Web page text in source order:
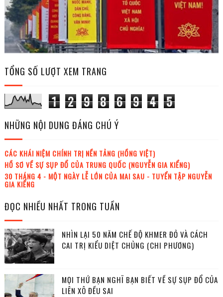
TỔNG SỐ LƯỢT XEM TRANG
1 2 9 8 6 9 4 5
NHỮNG NỘI DUNG ĐÁNG CHÚ Ý
CÁC KHÁI NIỆM CHÍNH TRỊ NỀN TẢNG (HỒNG VIỆT)
HỒ SƠ VỀ SỰ SỤP ĐỔ CỦA TRUNG QUỐC (NGUYỄN GIA KIỂNG)
30 THÁNG 4 - MỘT NGÀY LỄ LỚN CỦA MAI SAU - TUYỂN TẬP NGUYỄN
GIA KIỂNG
ĐỌC NHIỀU NHẤT TRONG TUẦN
NHÌN LẠI 50 NĂM CHẾ ĐỘ KHMER ĐỎ VÀ CÁCH
CAI TRỊ KIỂU DIỆT CHỦNG (CHI PHƯƠNG)
MỌI THỨ BẠN NGHĨ BẠN BIẾT VỀ SỰ SỤP ĐỔ CỦA
LIÊN XÔ ĐỀU SAI